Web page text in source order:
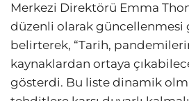
Merkezi Direktörü Emma
düzenli olarak güncellenmesi
belirterek, “Tarih,
kaynaklardan ortaya
gösterdi. Bu liste dinamik